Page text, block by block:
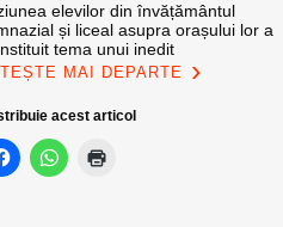
elevilor din învățământul
și liceal asupra orașului lor a
tema unui inedit
MAI DEPARTE
acest articol